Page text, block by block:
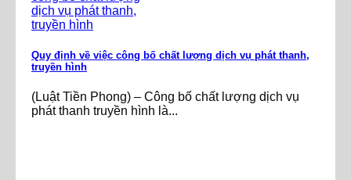
Quy định về việc công bố chất lượng dịch vụ phát thanh,
truyền hình
(Luật Tiền Phong) – Công bố chất lượng dịch vụ
phát thanh truyền hình là...